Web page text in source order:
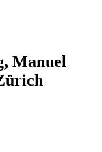
Manuel